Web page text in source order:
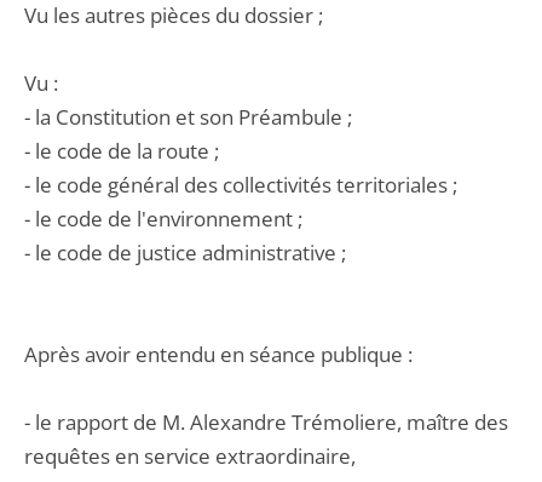
Vu les autres pièces du dossier ;
Vu :
- la Constitution et son Préambule ;
- le code de la route ;
- le code général des collectivités territoriales ;
- le code de l'environnement ;
- le code de justice administrative ;
Après avoir entendu en séance publique :
- le rapport de M. Alexandre Trémoliere, maître des
requêtes en service extraordinaire,